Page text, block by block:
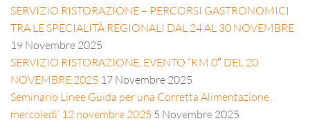
SERVIZIO RISTORAZIONE – PERCORSI GASTRONOMICI
TRA LE SPECIALITÀ REGIONALI DAL 24 AL 30 NOVEMBRE
19 Novembre 2025
SERVIZIO RISTORAZIONE, EVENTO “KM 0″ DEL 20
NOVEMBRE 2025 17 Novembre 2025
Seminario Linee Guida per una Corretta Alimentazione,
mercoledì’ 12 novembre 2025 5 Novembre 2025